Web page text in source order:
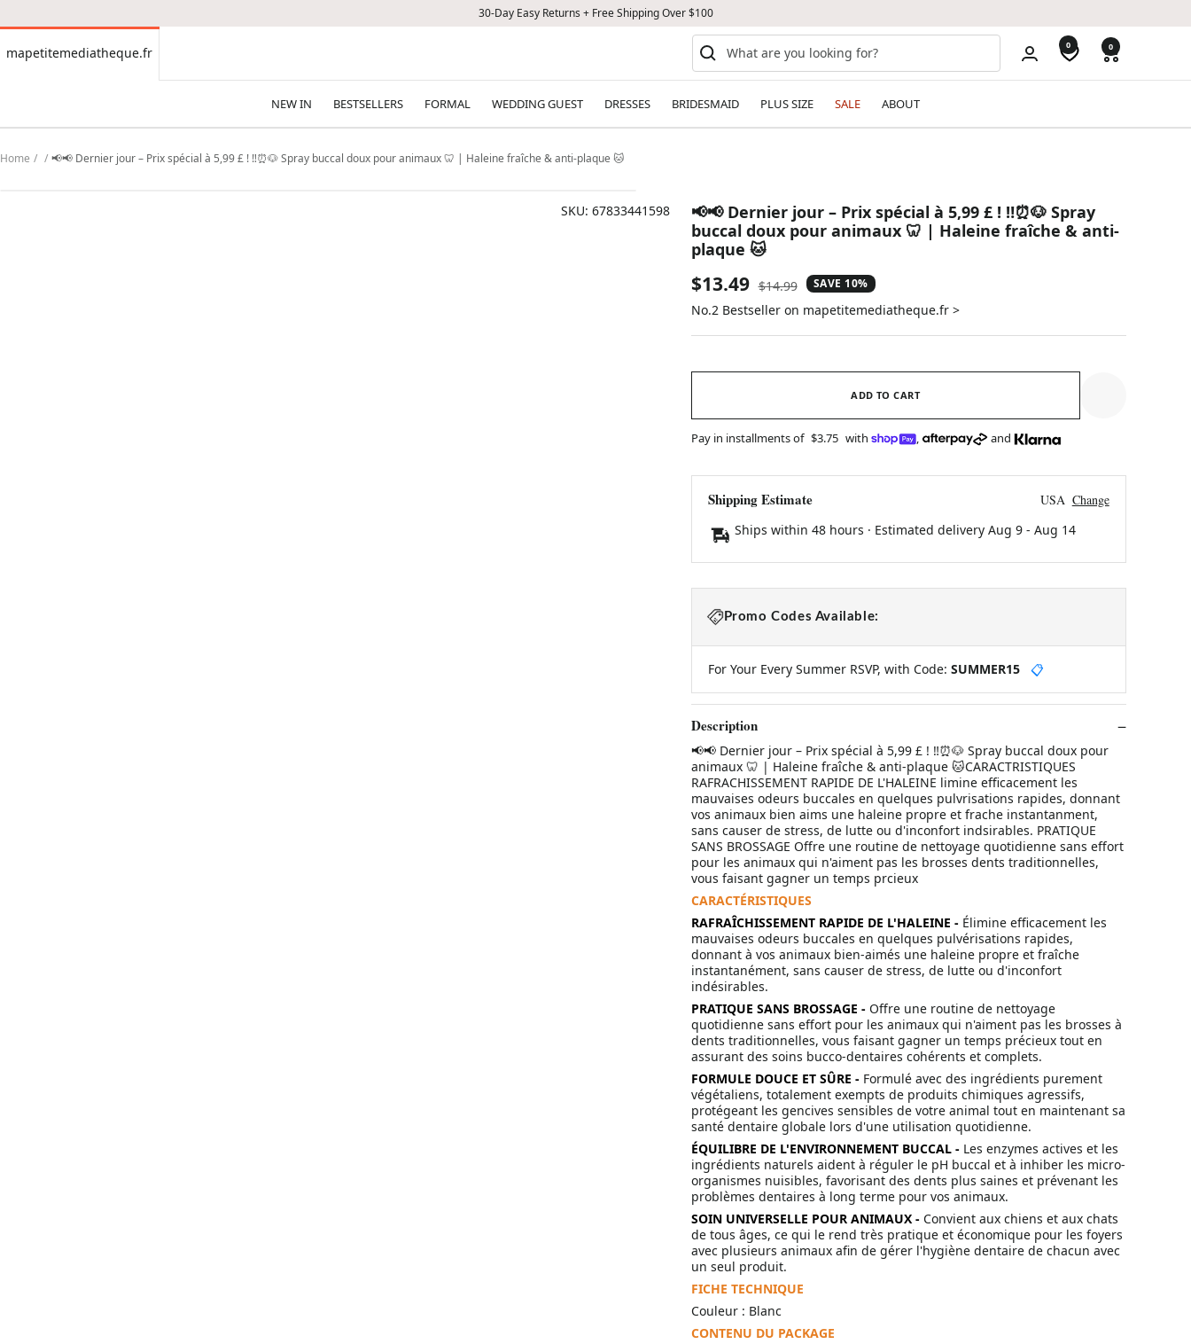
30-Day Easy Returns + Free Shipping Over $100
mapetitemediatheque.fr
mapetitemediatheque.fr 0 0
NEW IN BESTSELLERS FORMAL WEDDING GUEST DRESSES BRIDESMAID PLUS SIZE SALE ABOUT
Home 📢📢 Dernier jour – Prix spécial à 5,99 £ ! ‼️⏰🐶 Spray buccal doux pour animaux 🦷 | Haleine fraîche & anti-plaque 🐱
SKU: 67833441598
📢📢 Dernier jour – Prix spécial à 5,99 £ ! ‼️⏰🐶 Spray
buccal doux pour animaux 🦷 | Haleine fraîche & anti-
plaque 🐱
Sale
price
$13.49 Regular
price
$14.99 SAVE 10%
No.2 Bestseller on mapetitemediatheque.fr >
ADD TO CART
Pay in installments of $3.75 with , and
Shipping Estimate USA Change
Ships within 48 hours · Estimated delivery Aug 9- Aug 14
Promo Codes Available:
For Your Every Summer RSVP, with Code: SUMMER15 📋
Description
📢📢 Dernier jour – Prix spécial à 5,99 £ ! ‼️⏰🐶 Spray buccal doux pour
animaux 🦷 | Haleine fraîche & anti-plaque 🐱CARACTRISTIQUES
RAFRACHISSEMENT RAPIDE DE L'HALEINE limine efficacement les
mauvaises odeurs buccales en quelques pulvrisations rapides, donnant
vos animaux bien aims une haleine propre et frache instantanment,
sans causer de stress, de lutte ou d'inconfort indsirables. PRATIQUE
SANS BROSSAGE Offre une routine de nettoyage quotidienne sans effort
pour les animaux qui n'aiment pas les brosses dents traditionnelles,
vous faisant gagner un temps prcieux
CARACTÉRISTIQUES
RAFRAÎCHISSEMENT RAPIDE DE L'HALEINE -Élimine efficacement les
mauvaises odeurs buccales en quelques pulvérisations rapides,
donnant à vos animaux bien-aimés une haleine propre et fraîche
instantanément, sans causer de stress, de lutte ou d'inconfort
indésirables.
PRATIQUE SANS BROSSAGE -Offre une routine de nettoyage
quotidienne sans effort pour les animaux qui n'aiment pas les brosses à
dents traditionnelles, vous faisant gagner un temps précieux tout en
assurant des soins bucco-dentaires cohérents et complets.
FORMULE DOUCE ET SÛRE -Formulé avec des ingrédients purement
végétaliens, totalement exempts de produits chimiques agressifs,
protégeant les gencives sensibles de votre animal tout en maintenant sa
santé dentaire globale lors d'une utilisation quotidienne.
ÉQUILIBRE DE L'ENVIRONNEMENT BUCCAL -Les enzymes actives et les
ingrédients naturels aident à réguler le pH buccal et à inhiber les micro-
organismes nuisibles, favorisant des dents plus saines et prévenant les
problèmes dentaires à long terme pour vos animaux.
SOIN UNIVERSELLE POUR ANIMAUX -Convient aux chiens et aux chats
de tous âges, ce qui le rend très pratique et économique pour les foyers
avec plusieurs animaux afin de gérer l'hygiène dentaire de chacun avec
un seul produit.
FICHE TECHNIQUE
Couleur : Blanc
CONTENU DU PACKAGE